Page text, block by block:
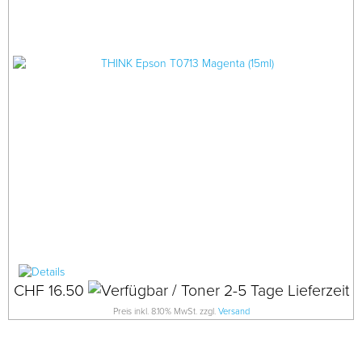
CHF 16.50
Preis inkl. 8.10% MwSt. zzgl. Versand